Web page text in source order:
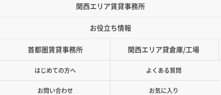
関西エリア賃貸事務所
お役立ち情報
首都圏賃貸事務所 関西エリア貸倉庫/工場
はじめての方へ よくある質問
お問い合わせ お気に入り